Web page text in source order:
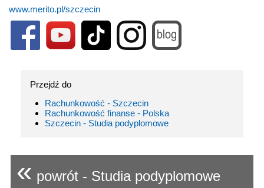
www.merito.pl/szczecin
Przejdź do
Rachunkowość - Szczecin
Rachunkowość finanse - Polska
Szczecin - Studia podyplomowe
« powrót - Studia podyplomowe